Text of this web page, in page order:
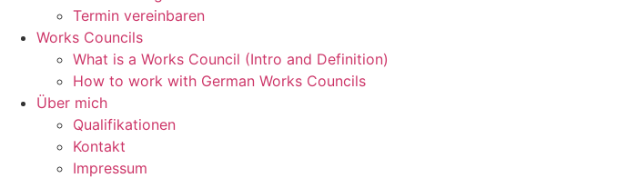
Termin vereinbaren
Works Councils
What is a Works Council (Intro and Definition)
How to work with German Works Councils
Über mich
Qualifikationen
Kontakt
Impressum